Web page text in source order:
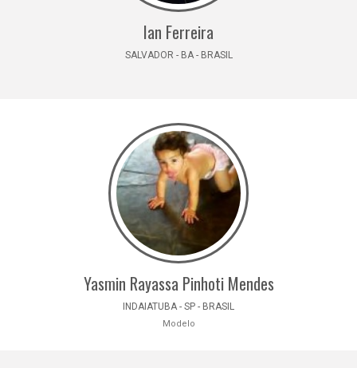
Ian Ferreira
SALVADOR - BA - BRASIL
Yasmin Rayassa Pinhoti Mendes
INDAIATUBA - SP - BRASIL
Modelo